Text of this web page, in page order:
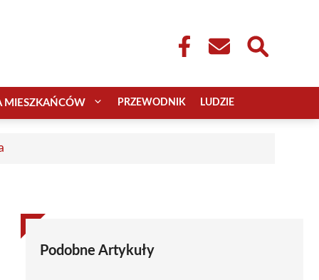
MIESZKAŃCÓW PRZEWODNIK LUDZIE
Podobne Artykuły